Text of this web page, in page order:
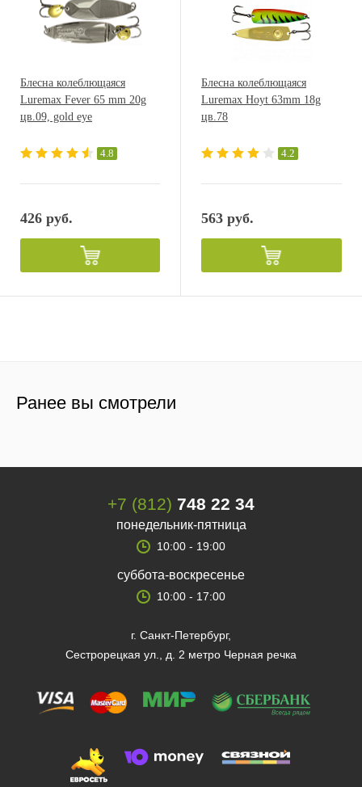
Блесна колеблющаяся
Luremax Fever 65 mm 20g
цв.09, gold eye
4.8
426 руб.
Блесна колеблющаяся
Luremax Hoyt 63mm 18g
цв.78
4.2
563 руб.
Ранее вы смотрели
+7 (812) 748 22 34
понедельник-пятница
10:00 - 19:00
суббота-воскресенье
10:00 - 17:00
г. Санкт-Петербург,
Сестрорецкая ул., д. 2 метро Черная речка